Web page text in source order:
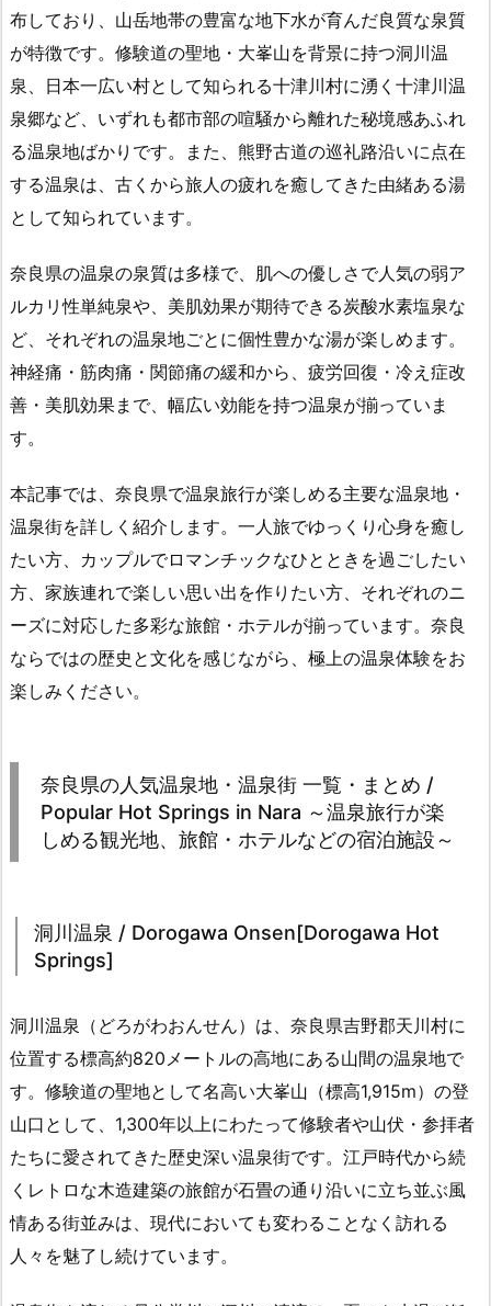
布しており、山岳地帯の豊富な地下水が育んだ良質な泉質
が特徴です。修験道の聖地・大峯山を背景に持つ洞川温
泉、日本一広い村として知られる十津川村に湧く十津川温
泉郷など、いずれも都市部の喧騒から離れた秘境感あふれ
る温泉地ばかりです。また、熊野古道の巡礼路沿いに点在
する温泉は、古くから旅人の疲れを癒してきた由緒ある湯
として知られています。
奈良県の温泉の泉質は多様で、肌への優しさで人気の弱ア
ルカリ性単純泉や、美肌効果が期待できる炭酸水素塩泉な
ど、それぞれの温泉地ごとに個性豊かな湯が楽しめます。
神経痛・筋肉痛・関節痛の緩和から、疲労回復・冷え症改
善・美肌効果まで、幅広い効能を持つ温泉が揃っていま
す。
本記事では、奈良県で温泉旅行が楽しめる主要な温泉地・
温泉街を詳しく紹介します。一人旅でゆっくり心身を癒し
たい方、カップルでロマンチックなひとときを過ごしたい
方、家族連れで楽しい思い出を作りたい方、それぞれのニ
ーズに対応した多彩な旅館・ホテルが揃っています。奈良
ならではの歴史と文化を感じながら、極上の温泉体験をお
楽しみください。
奈良県の人気温泉地・温泉街 一覧・まとめ /
Popular Hot Springs in Nara ～温泉旅行が楽
しめる観光地、旅館・ホテルなどの宿泊施設～
洞川温泉 / Dorogawa Onsen[Dorogawa Hot
Springs]
洞川温泉（どろがわおんせん）は、奈良県吉野郡天川村に
位置する標高約820メートルの高地にある山間の温泉地で
す。修験道の聖地として名高い大峯山（標高1,915m）の登
山口として、1,300年以上にわたって修験者や山伏・参拝者
たちに愛されてきた歴史深い温泉街です。江戸時代から続
くレトロな木造建築の旅館が石畳の通り沿いに立ち並ぶ風
情ある街並みは、現代においても変わることなく訪れる
人々を魅了し続けています。